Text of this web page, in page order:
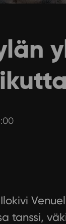
Ilokivi
tanssi,